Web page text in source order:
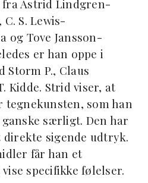
Astrid Lindgren-
S. Lewis-
og Tove Jansson-
er han oppe i
Storm P., Claus
Kidde. Strid viser, at
tegnekunsten, som han
særligt. Den har
sigende udtryk.
får han et
specifikke følelser.